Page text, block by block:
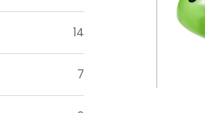
14
7